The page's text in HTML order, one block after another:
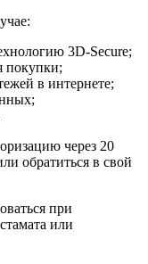
3D-Secure;
покупки;
в интернете;
через 20
обратиться в свой
при
или